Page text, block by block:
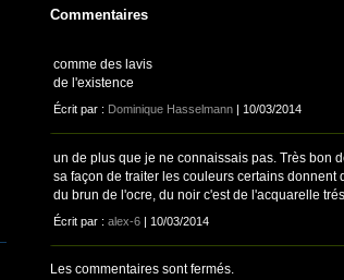
Commentaires
comme des lavis
de l'existence
Écrit par : Dominique Hasselmann | 10/03/2014
un de plus que je ne connaissais pas. Très bon
sa façon de traiter les couleurs certains donnent
du brun de l'ocre, du noir c'est de l'acquarelle
Écrit par : alex-6 | 10/03/2014
Les commentaires sont fermés.